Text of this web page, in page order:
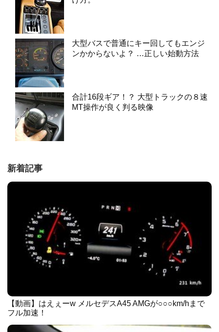
大型バスで普通にキー回してもエンジ
ンかからないよ？ …正しい始動方法
合計16段ギア！？ 大型トラックの８速
MT操作が良く判る映像
新着記事
【動画】はえぇーw メルセデスA45 AMGが○○○km/hまで
フル加速！